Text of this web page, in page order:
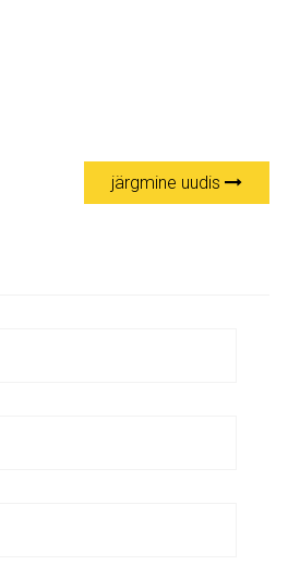
järgmine uudis